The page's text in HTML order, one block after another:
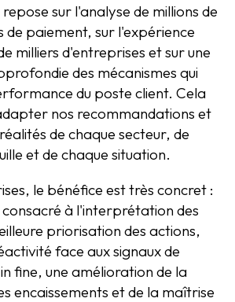
sur l'analyse de millions de
paiement, sur l'expérience
milliers d'entreprises et sur une
des mécanismes qui
du poste client. Cela
nos recommandations et
de chaque secteur, de
et de chaque situation.
le bénéfice est très concret :
à l'interprétation des
priorisation des actions,
face aux signaux de
fine, une amélioration de la
encaissements et de la maîtrise